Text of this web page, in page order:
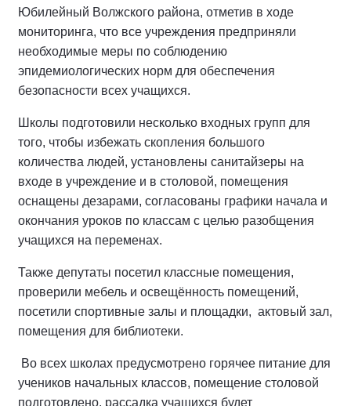
Юбилейный Волжского района, отметив в ходе
мониторинга, что все учреждения предприняли
необходимые меры по соблюдению
эпидемиологических норм для обеспечения
безопасности всех учащихся.
Школы подготовили несколько входных групп для
того, чтобы избежать скопления большого
количества людей, установлены санитайзеры на
входе в учреждение и в столовой, помещения
оснащены дезарами, согласованы графики начала и
окончания уроков по классам с целью разобщения
учащихся на переменах.
Также депутаты посетил классные помещения,
проверили мебель и освещённость помещений,
посетили спортивные залы и площадки, актовый зал,
помещения для библиотеки.
Во всех школах предусмотрено горячее питание для
учеников начальных классов, помещение столовой
подготовлено, рассадка учащихся будет